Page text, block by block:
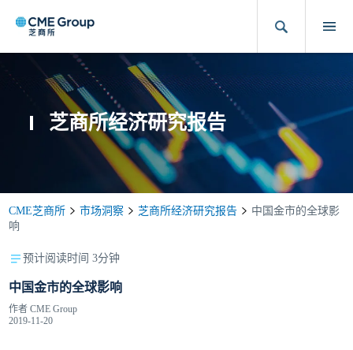
芝商所经济研究报告
CME芝商所 市场洞察 芝商所经济研究报告
中国金市的全球影
响
预计阅读时间 3分钟
中国金市的全球影响
作者CME Group
2019-11-20